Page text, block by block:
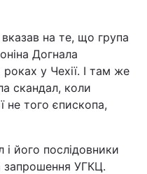
на те, що група
Догнала
у Чехії. І там же
скандал, коли
не того єпископа,
і його послідовники
запрошення УГКЦ.